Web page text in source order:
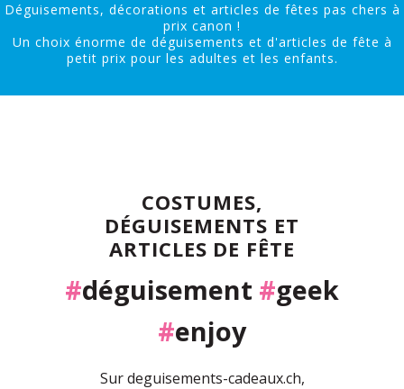
Déguisements, décorations et articles de fêtes pas chers à
prix canon !
Un choix énorme de déguisements et d'articles de fête à
petit prix pour les adultes et les enfants.
COSTUMES,
DÉGUISEMENTS ET
ARTICLES DE FÊTE
#déguisement #geek
#enjoy
Sur deguisements-cadeaux.ch,